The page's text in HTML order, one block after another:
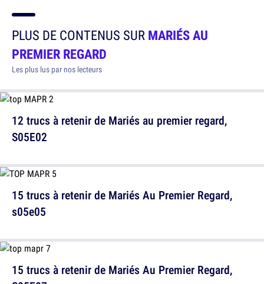
PLUS DE CONTENUS SURMARIÉS AU
PREMIER REGARD
Les plus lus par nos lecteurs
12 trucs à retenir de Mariés au premier regard,
S05E02
15 trucs à retenir de Mariés Au Premier Regard,
15 trucs à retenir de Mariés Au Premier Regard,
s05e05